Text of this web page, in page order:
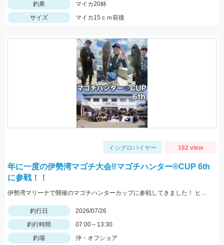
釣果
マイカ20杯
サイズ
マイカ15ｃｍ前後
イシグロバイヤー 182 view
年に一度の伊勢湾マゴチ大会‼マゴチハンター®︎CUP 6th
に参戦！！
伊勢湾マリーナで開催のマゴチハンターカップに参戦してきました！ ヒットルアーはイージーラボ、水波、DUOジャンゴ、ドライブSSギルなど。
釣行日
2026/07/26
釣行時間
07:00～13:30
釣場
沖・オフショア